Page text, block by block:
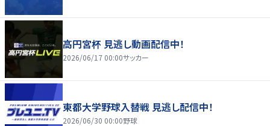
高円宮杯 見逃し動画配信中！
2026/06/17 00:00サッカー
東都大学野球入替戦 見逃し配信中！
2026/06/30 00:00野球